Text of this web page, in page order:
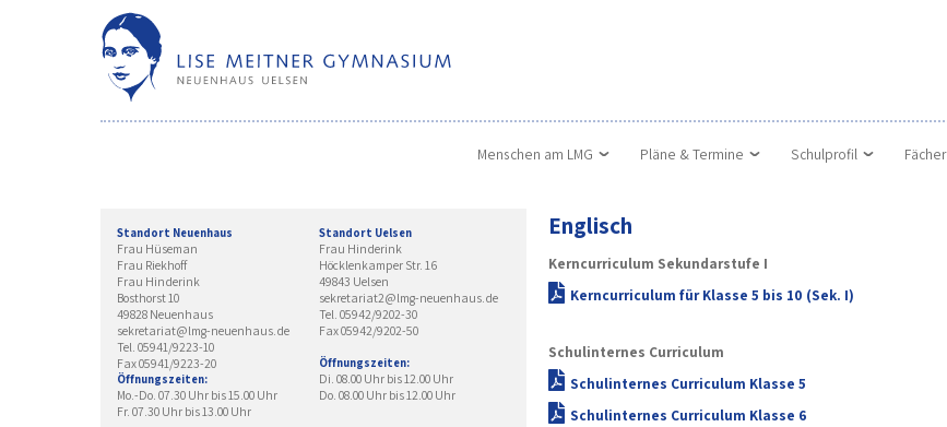
Menschen am LMG Pläne & Termine Schulprofil Fächer
Englisch
Kerncurriculum Sekundarstufe I
Kerncurriculum für Klasse 5 bis 10 (Sek. I)
Schulinternes Curriculum
Schulinternes Curriculum Klasse 5
Schulinternes Curriculum Klasse 6
Standort Neuenhaus
Frau Hüseman
Frau Riekhoff
Frau Hinderink
Bosthorst 10
49828 Neuenhaus
sekretariat@lmg-neuenhaus.de
Tel. 05941/9223-10
Fax 05941/9223-20
Öffnungszeiten:
Mo.-Do. 07.30 Uhr bis 15.00 Uhr
Fr. 07.30 Uhr bis 13.00 Uhr
Standort Uelsen
Frau Hinderink
Höcklenkamper Str. 16
49843 Uelsen
sekretariat2@lmg-neuenhaus.de
Tel. 05942/9202-30
Fax 05942/9202-50
Öffnungszeiten:
Di. 08.00 Uhr bis 12.00 Uhr
Do. 08.00 Uhr bis 12.00 Uhr